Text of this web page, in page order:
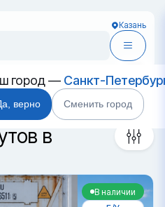
Казань
город — Санкт-
верно Сменить город
в
В наличии